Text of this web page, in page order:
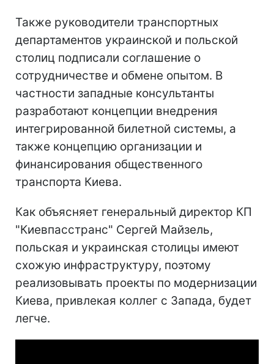
Также руководители транспортных
департаментов украинской и польской
столиц подписали соглашение о
сотрудничестве и обмене опытом. В
частности западные консультанты
разработают концепции внедрения
интегрированной билетной системы, а
также концепцию организации и
финансирования общественного
транспорта Киева.
Как объясняет генеральный директор КП
"Киевпасстранс" Сергей Майзель,
польская и украинская столицы имеют
схожую инфраструктуру, поэтому
реализовывать проекты по модернизации
Киева, привлекая коллег с Запада, будет
легче.